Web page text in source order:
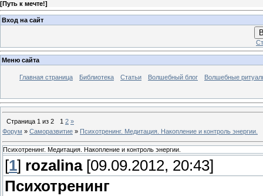
[Путь к мечте!]
Вход на сайт
Меню сайта
Главная страница Библиотека Статьи Волшебный блог Волшебные
Страница 1 из 2 1 2 »
Форум » Саморазвитие » Психотренинг. Медитация. Накопление и контроль энергии.
Психотренинг. Медитация. Накопление и контроль энергии.
[1] rozalina[09.09.2012, 20:43]
Психотренинг